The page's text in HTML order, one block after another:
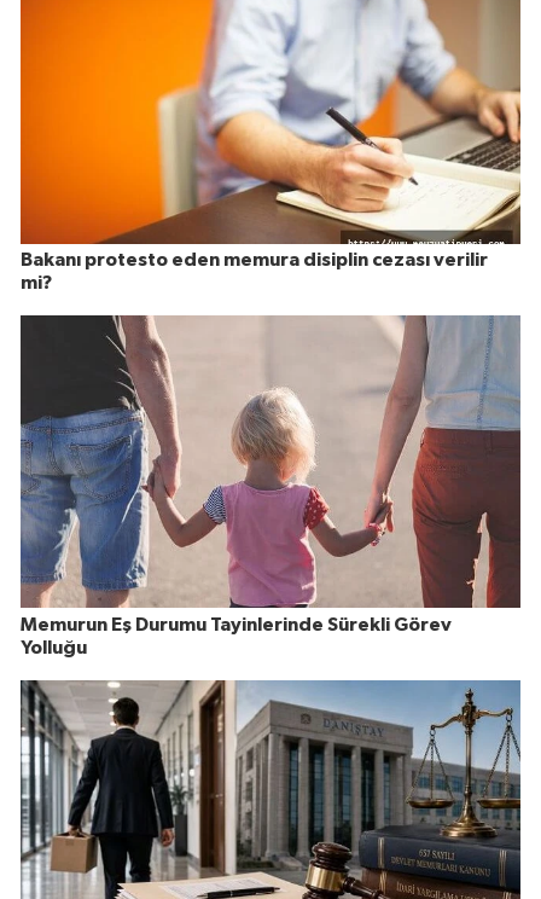
Bakanı protesto eden memura disiplin cezası verilir
mi?
Memurun Eş Durumu Tayinlerinde Sürekli Görev
Yolluğu